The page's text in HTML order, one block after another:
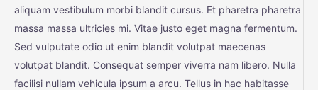
aliquam vestibulum morbi blandit cursus. Et pharetra pharetra
massa massa ultricies mi. Vitae justo eget magna fermentum.
Sed vulputate odio ut enim blandit volutpat maecenas
volutpat blandit. Consequat semper viverra nam libero. Nulla
facilisi nullam vehicula ipsum a arcu. Tellus in hac habitasse